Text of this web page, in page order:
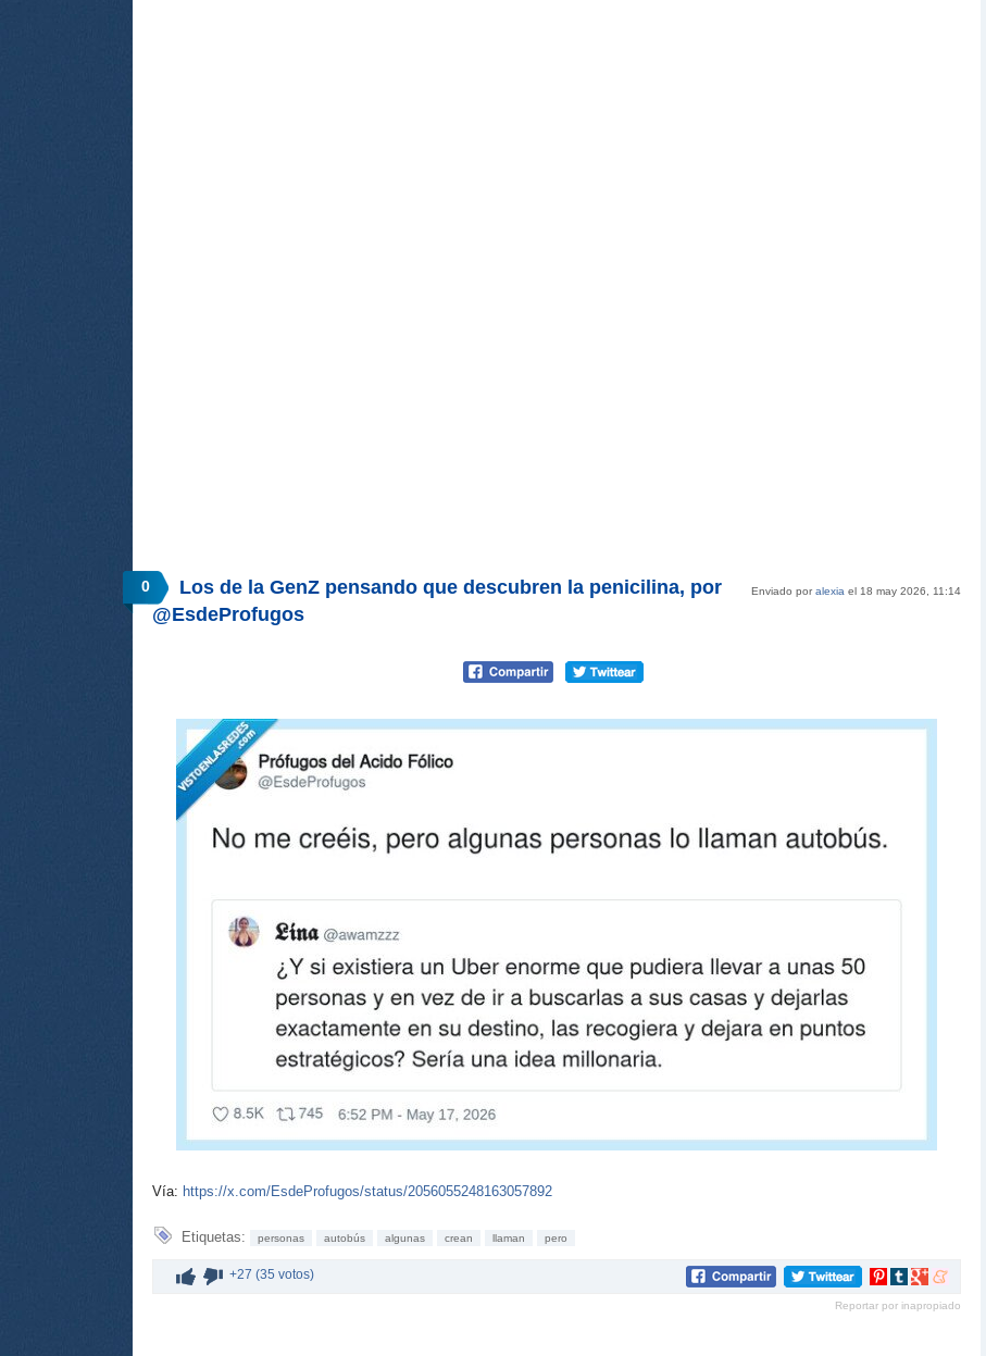
0 Enviado poralexia el 18 may 2026, 11:14
Los de la GenZ pensando que descubren la penicilina, por
@EsdeProfugos
Vía: https://x.com/EsdeProfugos/status/2056055248163057892
Etiquetas: personas autobús algunas crean llaman pero
+27 (35 votos)
Compartir
Pinterest
Compartir
tumblr
Compartir
Google+
Compartir
meneame
Reportar por inapropiado